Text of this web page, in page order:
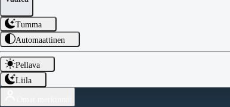
Tumma
Automaattinen
Pellava
Liila